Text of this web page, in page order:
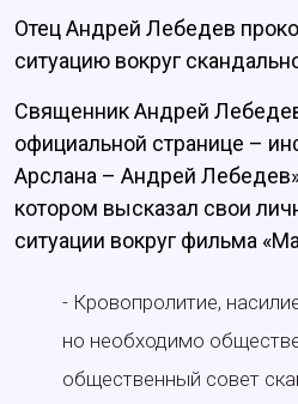
Отец Андрей Лебедев
ситуацию вокруг
Священник Андрей
официальной странице –
Арслана – Андрей
котором высказал свои
ситуации вокруг фильма
- Кровопролитие,
но необходимо
общественный совет